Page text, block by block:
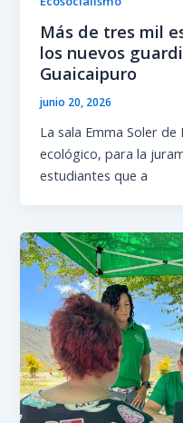
Más de tres mil
los nuevos
Guaicaipuro
junio 20, 2026
La sala Emma Soler
ecológico, para la
estudiantes que a